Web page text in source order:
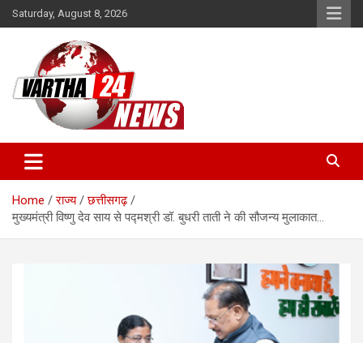
Skip
to
Saturday, August 8, 2026
Vartha 24
Home राज्य
छत्तीसगढ़
मुख्यमंत्री विष्णु देव साय से पद्मश्री डॉ. बुधरी ताती ने की सौजन्य मुलाकात…